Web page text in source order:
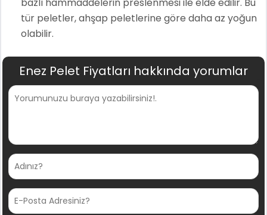
tür peletler, ahşap peletlerine göre daha az yoğun
olabilir.
Enez Pelet Fiyatları hakkında yorumlar